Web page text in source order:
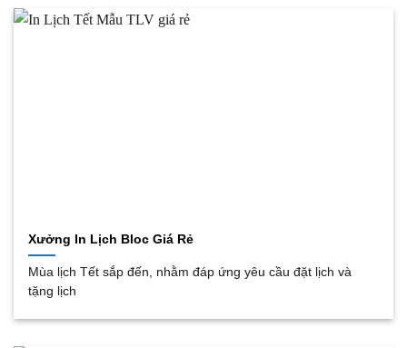
Xưởng In Lịch Bloc Giá Rẻ
Mùa lịch Tết sắp đến, nhằm đáp ứng yêu cầu đặt lịch và
tặng lịch